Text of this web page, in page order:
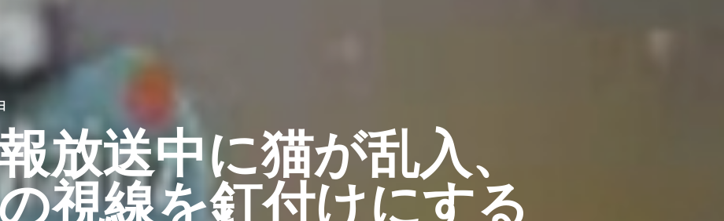
放送中に猫が乱入、
視線を釘付けにする